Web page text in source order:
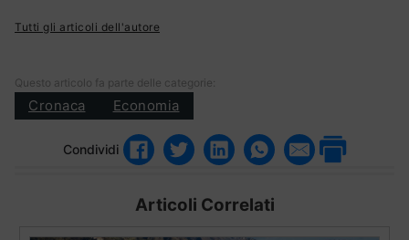
Tutti gli articoli dell'autore
Questo articolo fa parte delle categorie:
Cronaca Economia
Condividi
Articoli Correlati